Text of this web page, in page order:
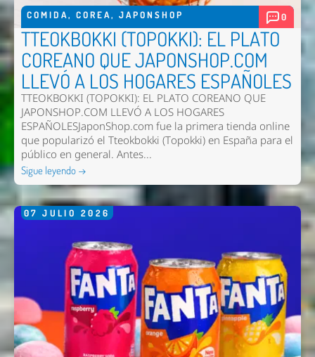
COMIDA, COREA, JAPONSHOP 0
TTEOKBOKKI (TOPOKKI): EL PLATO
COREANO QUE JAPONSHOP.COM
LLEVÓ A LOS HOGARES ESPAÑOLES
TTEOKBOKKI (TOPOKKI): EL PLATO COREANO QUE
JAPONSHOP.COM LLEVÓ A LOS HOGARES
ESPAÑOLESJaponShop.com fue la primera tienda online
que popularizó el Tteokbokki (Topokki) en España para el
público en general. Antes...
Sigue leyendo →
07 JULIO 2026